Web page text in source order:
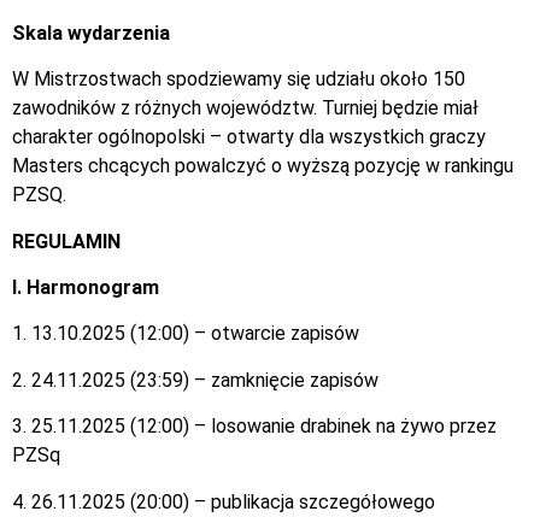
Skala wydarzenia
W Mistrzostwach spodziewamy się udziału około 150
zawodników z różnych województw. Turniej będzie miał
charakter ogólnopolski – otwarty dla wszystkich graczy
Masters chcących powalczyć o wyższą pozycję w rankingu
PZSQ.
REGULAMIN
I. Harmonogram
1. 13.10.2025 (12:00) – otwarcie zapisów
2. 24.11.2025 (23:59) – zamknięcie zapisów
3. 25.11.2025 (12:00) – losowanie drabinek na żywo przez
PZSq
4. 26.11.2025 (20:00) – publikacja szczegółowego